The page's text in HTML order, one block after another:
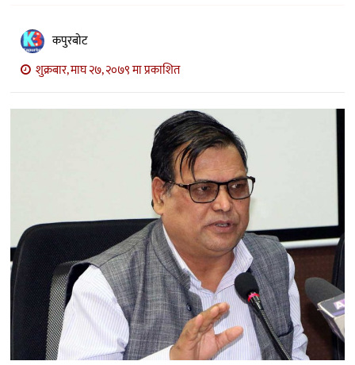
विचार
अन्तर्वार्ता
मनोरञ्जन
कपुरबोट
शुक्रबार, माघ २७, २०७९ मा प्रकाशित